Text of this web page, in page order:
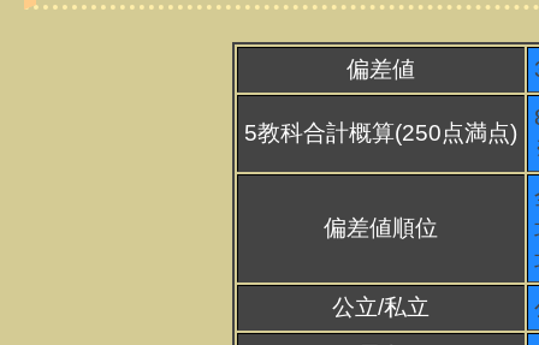
偏差値
5教科合計概算(250点満点)
偏差値順位
公立/私立